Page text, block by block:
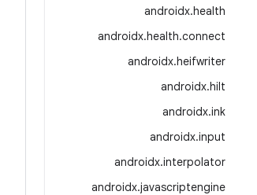
androidx.health
androidx.health.connect
androidx.heifwriter
androidx.hilt
androidx.ink
androidx.input
androidx.interpolator
androidx.javascriptengine